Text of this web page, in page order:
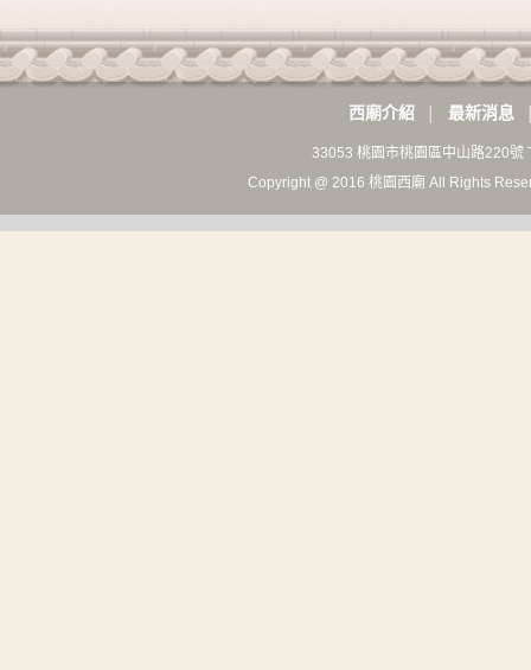
西廟介紹 最新消息
33053 桃園市桃園區中山路220號
Copyright @ 2016 桃園西廟 All Rights